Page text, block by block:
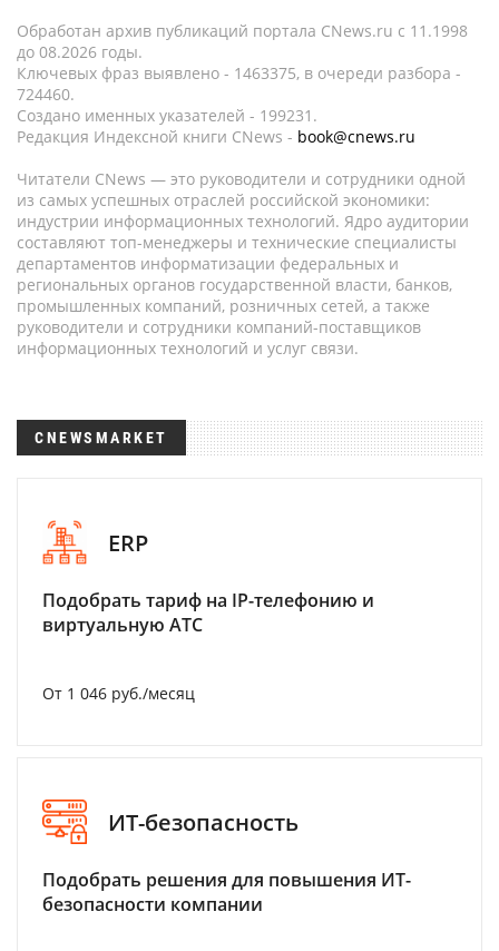
Обработан архив публикаций портала CNews.ru c 11.1998
до 08.2026 годы.
Ключевых фраз выявлено - 1463375, в очереди разбора -
724460.
Создано именных указателей - 199231.
Редакция Индексной книги CNews - book@cnews.ru
Читатели CNews — это руководители и сотрудники одной
из самых успешных отраслей российской экономики:
индустрии информационных технологий. Ядро аудитории
составляют топ-менеджеры и технические специалисты
департаментов информатизации федеральных и
региональных органов государственной власти, банков,
промышленных компаний, розничных сетей, а также
руководители и сотрудники компаний-поставщиков
информационных технологий и услуг связи.
CNEWSMARKET
ERP
Подобрать тариф на IP-телефонию и
виртуальную АТС
От 1 046 руб./месяц
ИТ-безопасность
Подобрать решения для повышения ИТ-
безопасности компании